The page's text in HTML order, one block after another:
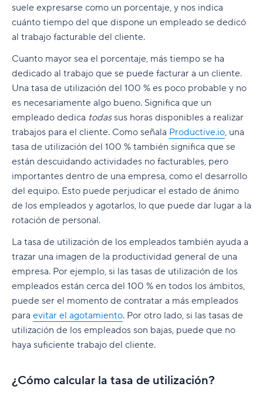
suele expresarse como un porcentaje, y nos indica
cuánto tiempo del que dispone un empleado se dedicó
al trabajo facturable del cliente.
Cuanto mayor sea el porcentaje, más tiempo se ha
dedicado al trabajo que se puede facturar a un cliente.
Una tasa de utilización del 100 % es poco probable y no
es necesariamente algo bueno. Significa que un
empleado dedica todassus horas disponibles a realizar
trabajos para el cliente. Como señala Productive.io, una
tasa de utilización del 100 % también significa que se
están descuidando actividades no facturables, pero
importantes dentro de una empresa, como el desarrollo
del equipo. Esto puede perjudicar el estado de ánimo
de los empleados y agotarlos, lo que puede dar lugar a la
rotación de personal.
La tasa de utilización de los empleados también ayuda a
trazar una imagen de la productividad general de una
empresa. Por ejemplo, si las tasas de utilización de los
empleados están cerca del 100 % en todos los ámbitos,
puede ser el momento de contratar a más empleados
para evitar el agotamiento. Por otro lado, si las tasas de
utilización de los empleados son bajas, puede que no
haya suficiente trabajo del cliente.
¿Cómo calcular la tasa de utilización?